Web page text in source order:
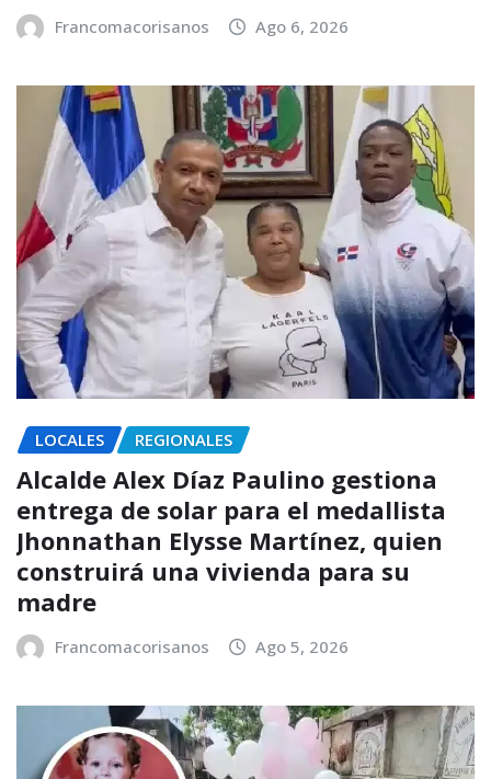
Francomacorisanos Ago 6, 2026
LOCALES REGIONALES
Alcalde Alex Díaz Paulino gestiona
entrega de solar para el medallista
Jhonnathan Elysse Martínez, quien
construirá una vivienda para su
madre
Francomacorisanos Ago 5, 2026